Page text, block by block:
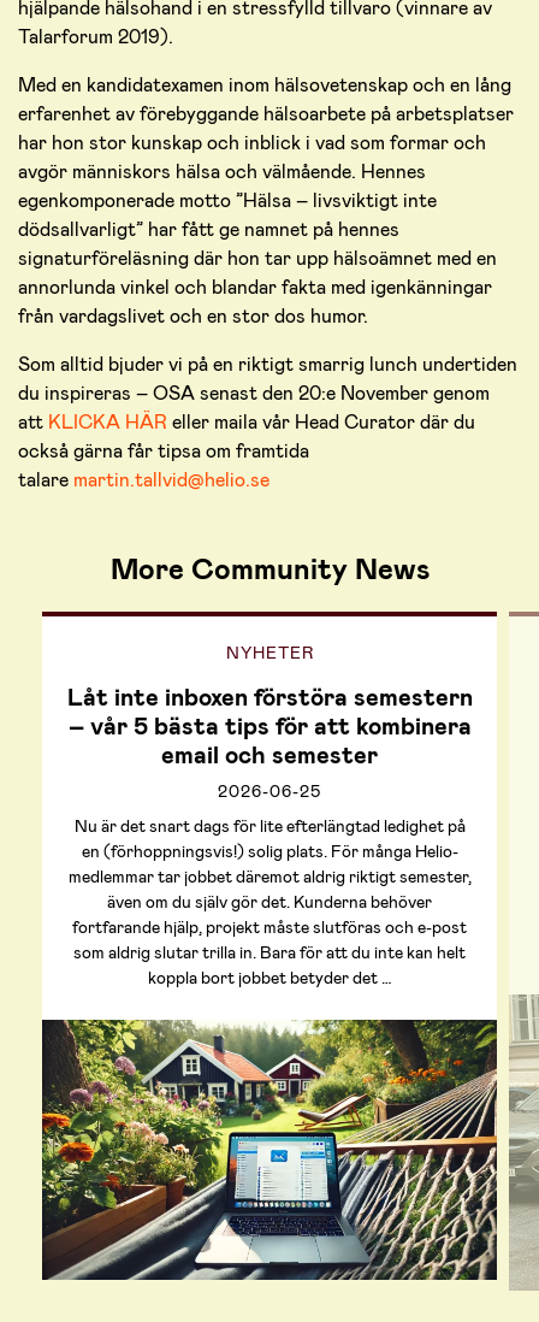
hjälpande hälsohand i en stressfylld tillvaro (vinnare av
Talarforum 2019).
Med en kandidatexamen inom hälsovetenskap och en lång
erfarenhet av förebyggande hälsoarbete på arbetsplatser
har hon stor kunskap och inblick i vad som formar och
avgör människors hälsa och välmående. Hennes
egenkomponerade motto ”Hälsa – livsviktigt inte
dödsallvarligt” har fått ge namnet på hennes
signaturföreläsning där hon tar upp hälsoämnet med en
annorlunda vinkel och blandar fakta med igenkänningar
från vardagslivet och en stor dos humor.
Som alltid bjuder vi på en riktigt smarrig lunch undertiden
du inspireras – OSA senast den 20:e November genom
att KLICKA HÄR eller maila vår Head Curator där du
också gärna får tipsa om framtida
talare martin.tallvid@helio.se
More Community News
NYHETER
Låt inte inboxen förstöra semestern
– vår 5 bästa tips för att kombinera
email och semester
2026-06-25
Nu är det snart dags för lite efterlängtad ledighet på
en (förhoppningsvis!) solig plats. För många Helio-
medlemmar tar jobbet däremot aldrig riktigt semester,
även om du själv gör det. Kunderna behöver
fortfarande hjälp, projekt måste slutföras och e-post
som aldrig slutar trilla in. Bara för att du inte kan helt
koppla bort jobbet betyder det …